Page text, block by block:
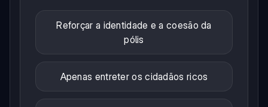
Reforçar a identidade e a coesão da
pólis
Apenas entreter os cidadãos ricos